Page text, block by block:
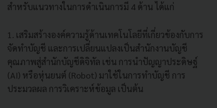
สำหรับแนวทางในการดำเนินการมี 4 ด้าน ได้แก่
1. เสริมสร้างองค์ความรู้ด้านเทคโนโลยีที่เกี่ยวข้องกับการ
จัดทำบัญชี และการเปลี่ยนแปลงเป็นสำนักงานบัญชี
คุณภาพสู่สำนักบัญชีดิจิทัล เช่น การนำปัญญาประดิษฐ์
(AI) หรือหุ่นยนต์ (Robot) มาใช้ในการทำบัญชี การ
ประมวลผล การวิเคราะห์ข้อมูล เป็นต้น